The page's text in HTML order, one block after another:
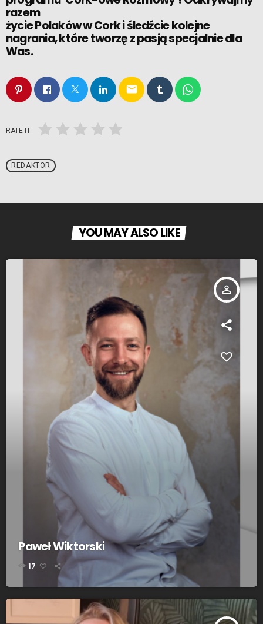
razem
życie Polaków w Cork i śledźcie kolejne
nagrania, które tworzę z pasją specjalnie dla
Was.
email
RATE IT
REDAKTOR
YOU MAY ALSO LIKE
person_outline
Paweł Wiktorski
17